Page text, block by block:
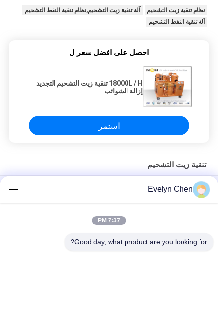
نظام تنقية زيت التشحيم
آلة تنقية زيت التشحيم,نظام تنقية النفط التشحيم
آلة تنقية النفط التشحيم
احصل على افضل سعر ل
18000L / H تنقية زيت التشحيم التجديد
إزالة الشوائب
استمر
تنقية زيت التشحيم
LV-P فراغ فلتر زيت التشحيم التجفيف 600L / H 15kw التدفئة
خفيفة الوزن تنقية زيت التشحيم مع هيكل الفولاذ المقاوم للصدأ 50HZ
Evelyn Chen
7:37 PM
Good day, what product are you looking for?